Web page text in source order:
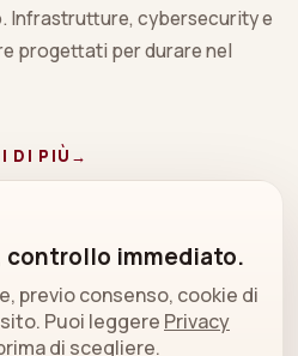
Infrastrutture, cybersecurity e
progettati per durare nel
DI PIÙ →
controllo immediato.
previo consenso, cookie di
Puoi leggere Privacy
di scegliere.